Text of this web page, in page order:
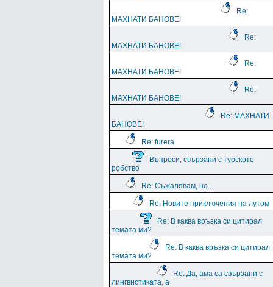
Re:
МАХНАТИ БАНОВЕ!
Re:
МАХНАТИ БАНОВЕ!
Re:
МАХНАТИ БАНОВЕ!
Re:
МАХНАТИ БАНОВЕ!
Re: МАХНАТИ
БАНОВЕ!
Re: furera
Въпроси, свързани с турското
робство
Re: Съжалявам, но...
Re: Новите приключения на лутом
Re: В каква връзка си цитирал
темата ми?
Re: В каква връзка си цитирал
темата ми?
Re: Да, ама са свързани с
лингвистиката, а